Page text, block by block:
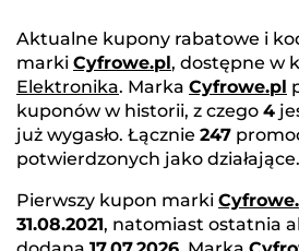
Aktualne kupony rabatowe i
marki Cyfrowe.pl, dostępne w
Elektronika. Marka Cyfrowe.pl
kuponów w historii, z czego 4
już wygasło. Łącznie 247
potwierdzonych jako działające.
Pierwszy kupon marki
31.08.2021, natomiast ostatnia